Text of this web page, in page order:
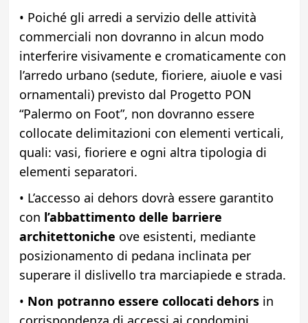
• Poiché gli arredi a servizio delle attività
commerciali non dovranno in alcun modo
interferire visivamente e cromaticamente con
l’arredo urbano (sedute, fioriere, aiuole e vasi
ornamentali) previsto dal Progetto PON
“Palermo on Foot”, non dovranno essere
collocate delimitazioni con elementi verticali,
quali: vasi, fioriere e ogni altra tipologia di
elementi separatori.
• L’accesso ai dehors dovrà essere garantito
con l’abbattimento delle barriere
architettoniche ove esistenti, mediante
posizionamento di pedana inclinata per
superare il dislivello tra marciapiede e strada.
• Non potranno essere collocati dehorsin